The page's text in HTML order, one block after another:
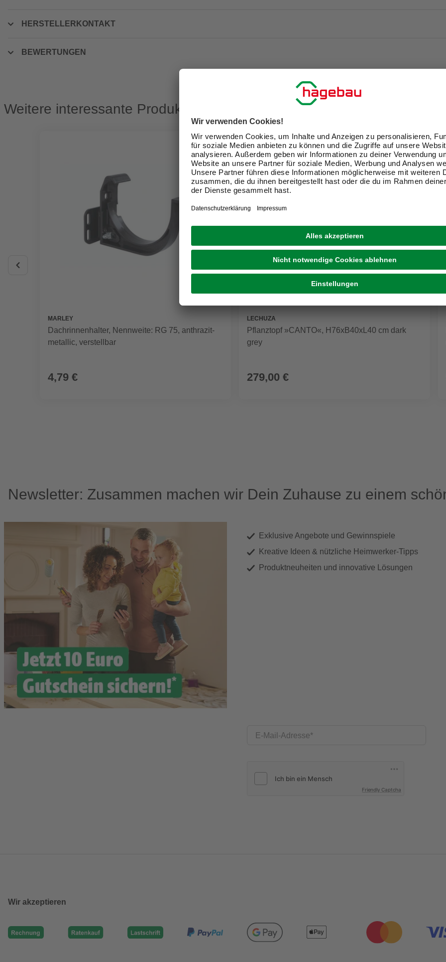
HERSTELLERKONTAKT
BEWERTUNGEN
Weitere interessante Produkte
MARLEY
Dachrinnenhalter, Nennweite: RG 75, anthrazit-
metallic, verstellbar
4,79 €
LECHUZA
Pflanztopf »CANTO«, H76xB40xL40 cm dark
grey
279,00 €
Newsletter: Zusammen machen wir Dein Zuhause zu einem
Exklusive Angebote und Gewinnspiele
Kreative Ideen & nützliche Heimwerker-Tipps
Produktneuheiten und innovative Lösungen
E-Mail-Adresse
Friendly Captcha
Wir akzeptieren